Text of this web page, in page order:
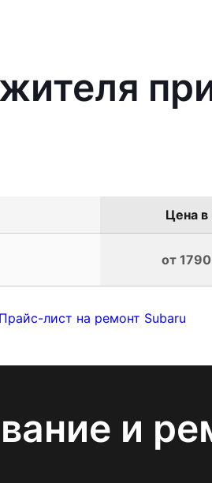
Цена в
от
Прайс-лист на ремонт Subaru
и